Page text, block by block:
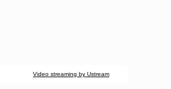
Video streaming by Ustream